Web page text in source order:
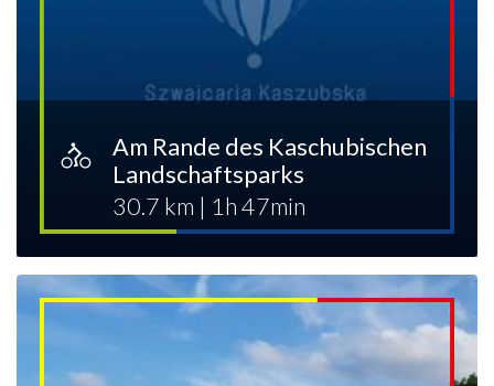
Am Rande des Kaschubischen
Landschaftsparks
30.7 km | 1h 47min